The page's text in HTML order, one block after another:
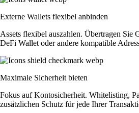
Externe Wallets flexibel anbinden
Assets flexibel auszahlen. Übertragen Sie
DeFi Wallet oder andere kompatible
Maximale Sicherheit bieten
Fokus auf Kontosicherheit. Whitelisting,
zusätzlichen Schutz für jede Ihrer